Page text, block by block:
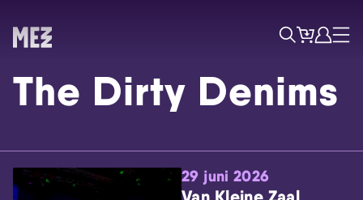
ZoekTicketsAccount
Menu
The Dirty Denims
29 juni 2026